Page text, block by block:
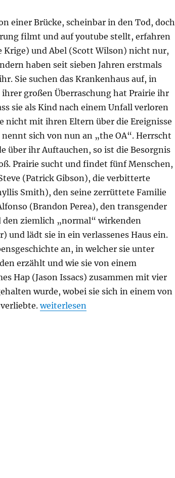
einer Brücke, scheinbar in den Tod, doch
filmt und auf youtube stellt, erfahren
und Abel (Scott Wilson) nicht nur,
haben seit sieben Jahren erstmals
Sie suchen das Krankenhaus auf, in
ihrer großen Überraschung hat Prairie ihr
sie als Kind nach einem Unfall verloren
nicht mit ihren Eltern über die Ereignisse
sich von nun an „the OA“. Herrscht
über ihr Auftauchen, so ist die Besorgnis
Prairie sucht und findet fünf Menschen,
(Patrick Gibson), die verbitterte
Smith), den seine zerrüttete Familie
(Brandon Perea), den transgender
den ziemlich „normal“ wirkenden
und lädt sie in ein verlassenes Haus ein.
an, in welcher sie unter
erzählt und wie sie von einem
Hap (Jason Issacs) zusammen mit vier
wurde, wobei sie sich in einem von
„The OA“
weiterlesen